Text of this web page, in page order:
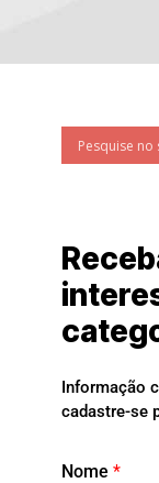
Informação
cadastre-se
Nome *